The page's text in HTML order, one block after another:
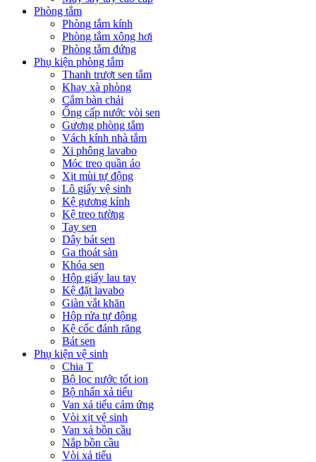
Phòng tắm
Phòng tắm kính
Phòng tắm xông hơi
Phòng tắm đứng
Phụ kiện phòng tắm
Thanh trượt sen tắm
Khay xà phòng
Cắm bàn chải
Ống cấp nước vòi sen
Gương phòng tắm
Vách kính nhà tắm
Xi phông lavabo
Móc treo quần áo
Xịt mùi tự động
Lô giấy vệ sinh
Kệ gương kính
Kệ treo tường
Tay sen
Dây bát sen
Ga thoát sàn
Khóa sen
Hộp giấy lau tay
Kệ đặt lavabo
Giàn vắt khăn
Hộp rửa tự động
Kệ cốc đánh răng
Bát sen
Phụ kiện vệ sinh
Chia T
Bộ lọc nước tốt ion
Bộ nhấn xả tiểu
Van xả tiểu cảm ứng
Vòi xịt vệ sinh
Van xả bồn cầu
Nắp bồn cầu
Vòi xả tiểu